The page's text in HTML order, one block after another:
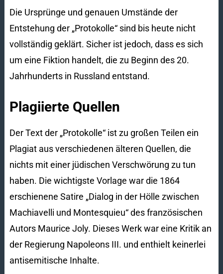
Die Ursprünge und genauen Umstände der
Entstehung der „Protokolle“ sind bis heute nicht
vollständig geklärt. Sicher ist jedoch, dass es sich
um eine Fiktion handelt, die zu Beginn des 20.
Jahrhunderts in Russland entstand.
Plagiierte Quellen
Der Text der „Protokolle“ ist zu großen Teilen ein
Plagiat aus verschiedenen älteren Quellen, die
nichts mit einer jüdischen Verschwörung zu tun
haben. Die wichtigste Vorlage war die 1864
erschienene Satire „Dialog in der Hölle zwischen
Machiavelli und Montesquieu“ des französischen
Autors Maurice Joly. Dieses Werk war eine Kritik an
der Regierung Napoleons III. und enthielt keinerlei
antisemitische Inhalte.